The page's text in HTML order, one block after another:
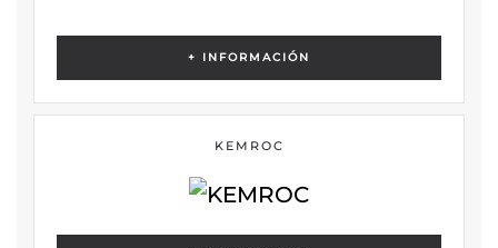
+ INFORMACIÓN
KEMROC